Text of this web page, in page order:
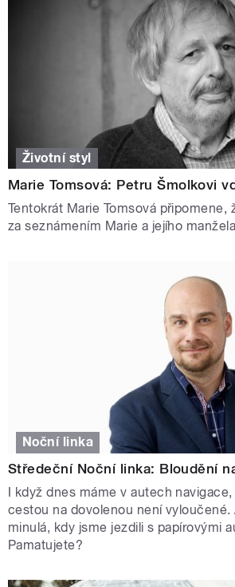
Životní styl
Marie Tomsová: Petru Šmolkovi
Tentokrát Marie Tomsová připomene,
za seznámením Marie a jejího
Noční linka
Středeční Noční linka: Bloudění
I když dnes máme v autech
cestou na dovolenou není vyloučené.
minulá, kdy jsme jezdili s papírovými
Pamatujete?